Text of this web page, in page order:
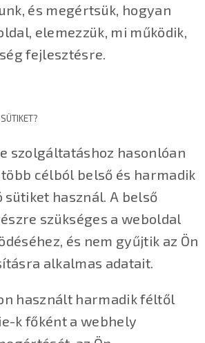
és megértsük, hogyan
elemezzük, mi működik,
fejlesztésre.
szolgáltatáshoz hasonlóan
célból belső és harmadik
használ. A belső
szükséges a weboldal
és nem gyűjtik az Ön
alkalmas adatait.
használt harmadik féltől
k főként a webhely